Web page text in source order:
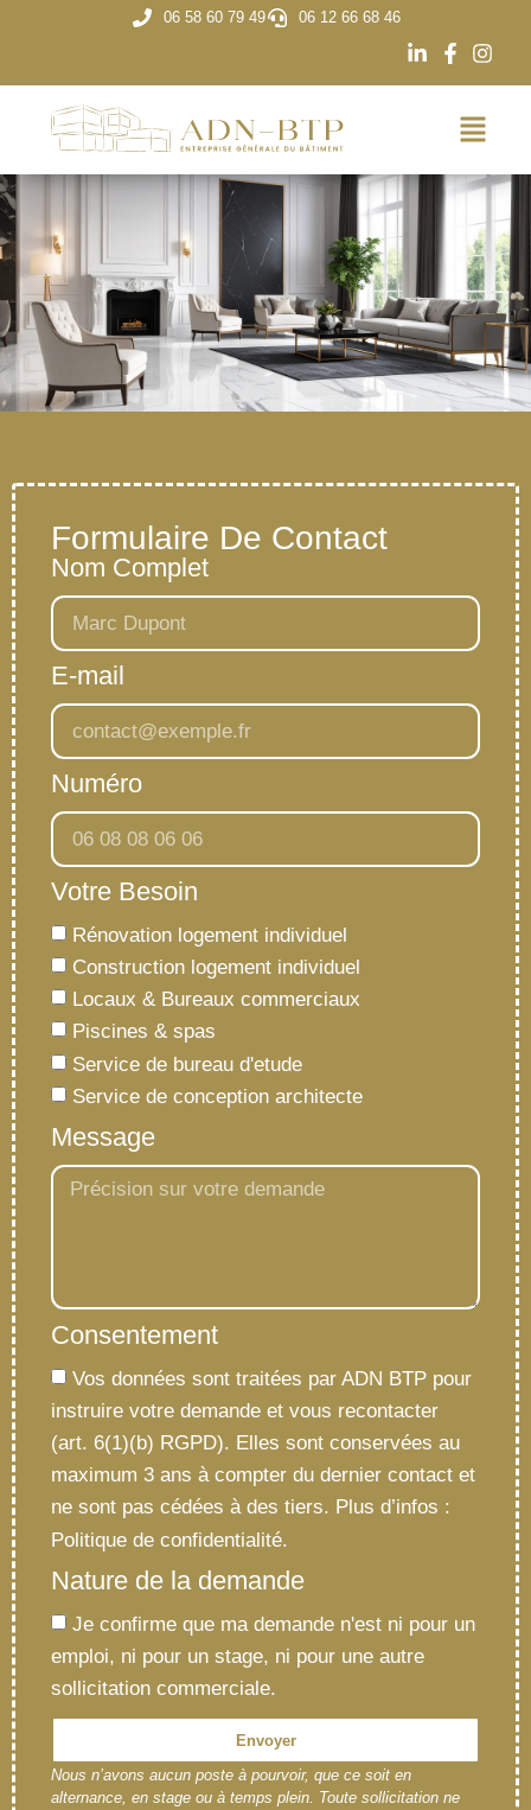
06 58 60 79 49 06 12 66 68 46
Formulaire De Contact
Nom Complet
E-mail
Numéro
Votre Besoin
Rénovation logement individuel
Construction logement individuel
Locaux & Bureaux commerciaux
Piscines & spas
Service de bureau d'etude
Service de conception architecte
Message
Consentement
Vos données sont traitées par ADN BTP pour
instruire votre demande et vous recontacter
(art. 6(1)(b) RGPD). Elles sont conservées au
maximum 3 ans à compter du dernier contact et
ne sont pas cédées à des tiers. Plus d’infos :
Politique de confidentialité.
Nature de la demande
Je confirme que ma demande n'est ni pour un
emploi, ni pour un stage, ni pour une autre
sollicitation commerciale.
Envoyer
Nous n’avons aucun poste à pourvoir, que ce soit en
alternance, en stage ou à temps plein. Toute sollicitation ne